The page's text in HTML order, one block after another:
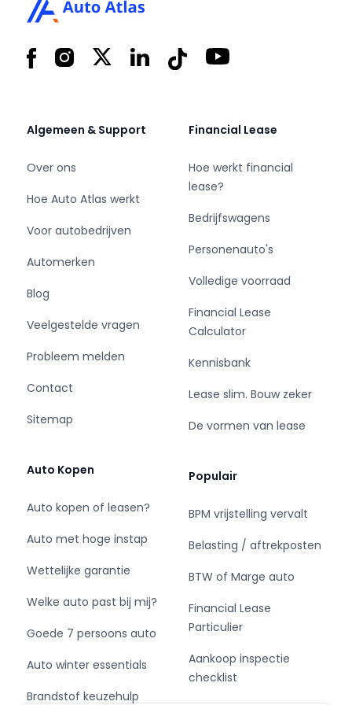
- Multimedia-voorbereiding
- Radio
- Audio installatie
- Navigatiesysteem full map
- Parkeer assistent
Pakket: Professional Pack
- Airco
- Warmtewerend glas
- Regensensor
Exterieur
- Achterklep
- Buitenspiegels elektrisch verstel- en
- Centrale vergrendeling
- Centrale vergrendeling met
- Dimlichten automatisch
- Park Distance Control
- Warmtewerend glas
FacebookInstagram
X LinkedInTiktok YouTube
Algemeen & Support
Over ons
Hoe Auto Atlas werkt
Voor autobedrijven
Automerken
Blog
Veelgestelde vragen
Probleem melden
Contact
Sitemap
Auto Kopen
Auto kopen of leasen?
Auto met hoge instap
Wettelijke garantie
Welke auto past bij mij?
Goede 7 persoons auto
Auto winter essentials
Brandstof keuzehulp
Financial Lease
Hoe werkt financial
lease?
Bedrijfswagens
Personenauto's
Volledige voorraad
Financial Lease
Calculator
Kennisbank
Lease slim. Bouw zeker
De vormen van lease
Populair
BPM vrijstelling vervalt
Belasting / aftrekposten
BTW of Marge auto
Financial Lease
Particulier
Aankoop inspectie
checklist